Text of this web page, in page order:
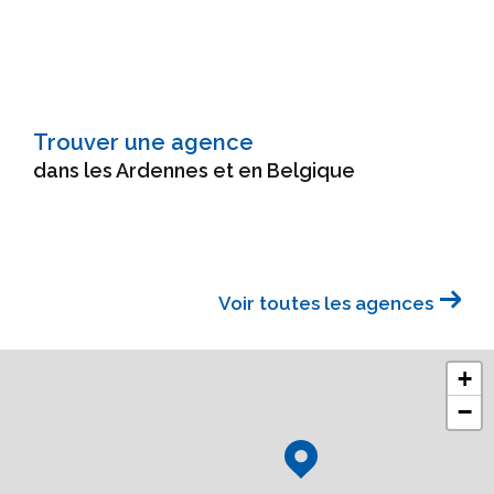
Trouver une agence
dans les Ardennes et en Belgique
Voir toutes les agences
+
−